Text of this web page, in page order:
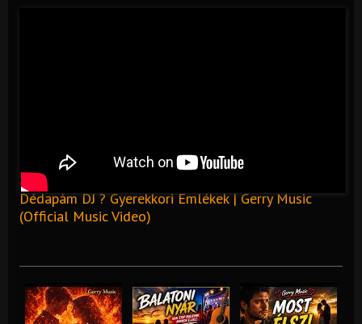
Dédapám DJ ? Gyerekkori Emlékek | Gerry Music
(Official Music Video)